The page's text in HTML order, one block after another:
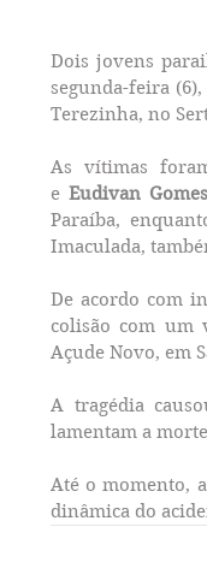
Dois jovens
segunda-feira
Terezinha, no
As vítimas
e Eudivan
Paraíba,
Imaculada,
De acordo com
colisão com um
Açude Novo, em
A tragédia
lamentam a
Até o momento,
dinâmica do